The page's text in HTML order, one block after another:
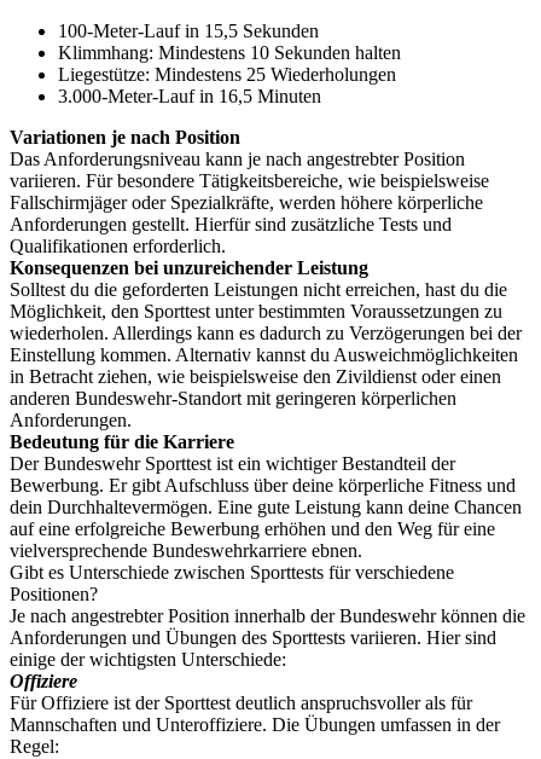
100-Meter-Lauf in 15,5 Sekunden
Klimmhang: Mindestens 10 Sekunden halten
Liegestütze: Mindestens 25 Wiederholungen
3.000-Meter-Lauf in 16,5 Minuten
Variationen je nach Position
Das Anforderungsniveau kann je nach angestrebter Position
variieren. Für besondere Tätigkeitsbereiche, wie beispielsweise
Fallschirmjäger oder Spezialkräfte, werden höhere körperliche
Anforderungen gestellt. Hierfür sind zusätzliche Tests und
Qualifikationen erforderlich.
Konsequenzen bei unzureichender Leistung
Solltest du die geforderten Leistungen nicht erreichen, hast du die
Möglichkeit, den Sporttest unter bestimmten Voraussetzungen zu
wiederholen. Allerdings kann es dadurch zu Verzögerungen bei der
Einstellung kommen. Alternativ kannst du Ausweichmöglichkeiten
in Betracht ziehen, wie beispielsweise den Zivildienst oder einen
anderen Bundeswehr-Standort mit geringeren körperlichen
Anforderungen.
Bedeutung für die Karriere
Der Bundeswehr Sporttest ist ein wichtiger Bestandteil der
Bewerbung. Er gibt Aufschluss über deine körperliche Fitness und
dein Durchhaltevermögen. Eine gute Leistung kann deine Chancen
auf eine erfolgreiche Bewerbung erhöhen und den Weg für eine
vielversprechende Bundeswehrkarriere ebnen.
Gibt es Unterschiede zwischen Sporttests für verschiedene
Positionen?
Je nach angestrebter Position innerhalb der Bundeswehr können die
Anforderungen und Übungen des Sporttests variieren. Hier sind
einige der wichtigsten Unterschiede:
Offiziere
Für Offiziere ist der Sporttest deutlich anspruchsvoller als für
Mannschaften und Unteroffiziere. Die Übungen umfassen in der
Regel: